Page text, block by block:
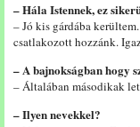
– Hála Istennek, ez
– Jó kis gárdába
csatlakozott hozzánk.
– A bajnokságban hogy
– Általában másodikak
– Ilyen nevekkel?